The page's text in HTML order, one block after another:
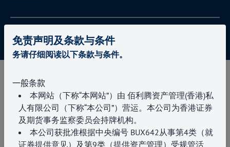
免责声明及条款与条件
务请仔细阅读以下条款与条件。
一般条款
本网站（下称“本网站”）由 佰利腾资产管理(香港)私
人有限公司（下称“本公司”）营运。本公司为香港证券
及期货事务监察委员会持牌机构。
本公司获批准根据中央编号 BUX642从事第4类（就
证券提供意见）及第9类（提供资产管理）受规管活
版权所有 © 2025 佰利腾资产管理